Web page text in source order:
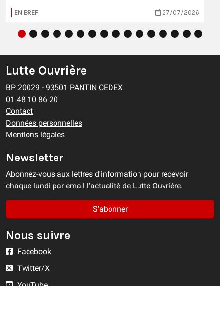
EN BREF 27/07/2026
Lutte Ouvrière
BP 20029 - 93501 PANTIN CEDEX
01 48 10 86 20
Contact
Données personnelles
Mentions légales
Newsletter
Abonnez-vous aux lettres d'information pour recevoir
chaque lundi par email l'actualité de Lutte Ouvrière.
S'abonner
Nous suivre
Facebook
Twitter/X
YouTube